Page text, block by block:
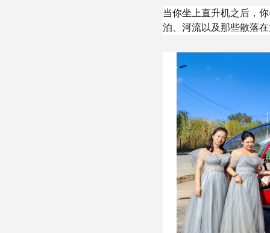
当你坐上直升机之后，
泊、河流以及那些散落